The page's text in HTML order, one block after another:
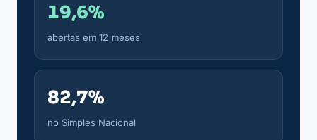
19,6%
abertas em 12 meses
82,7%
no Simples Nacional